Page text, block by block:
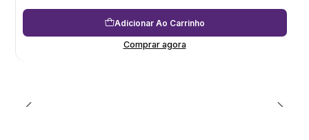
Adicionar Ao Carrinho
Comprar agora